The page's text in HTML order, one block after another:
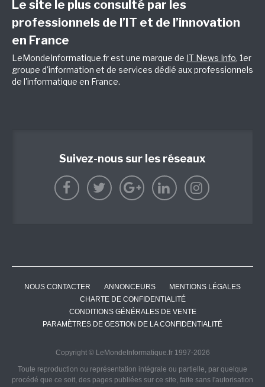
Le site le plus consulté par les
professionnels de l’IT et de l’innovation
en France
LeMondeInformatique.fr est une marque de IT News Info, 1er
groupe d'information et de services dédié aux professionnels
de l'informatique en France.
Suivez-nous sur les réseaux
NOUS CONTACTER ANNONCEURS
MENTIONS LÉGALES
CHARTE DE CONFIDENTIALITÉ
CONDITIONS GÉNÉRALES DE VENTE
PARAMÈTRES DE GESTION DE LA CONFIDENTIALITÉ
Copyright © LeMondeInformatique.fr 1997-2026
Toute reproduction ou représentation intégrale ou partielle, par quelque
procédé que ce soit, des pages publiées sur ce site, faite sans l'autorisation